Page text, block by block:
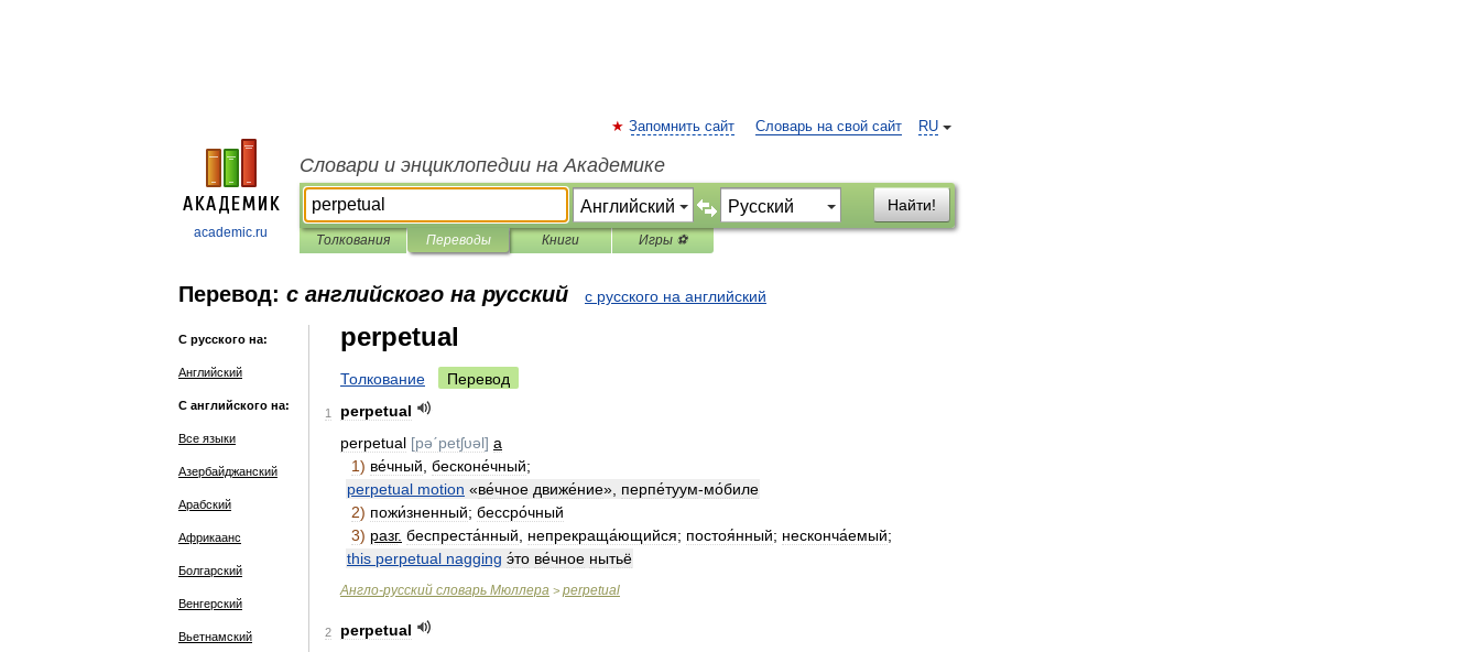
academic.ru
RU
Запомнить сайт Словарь на свой сайт
Словари и энциклопедии на Академике
Найти!
Толкования Переводы Книги Игры ⚽
Перевод: с английского на русский с русского на английский
С русского на:
Английский
С английского на:
Все языки
Азербайджанский
Арабский
Африкаанс
Болгарский
Венгерский
Вьетнамский
perpetual
Толкование Перевод
1
perpetual
perpetual [pəˊpetʃυǝl] a
1) ве́чный бесконе́чный;
perpetual motion «ве́чное движе́ние», перпе́туум-мо́биле
2) пожи́зненный; бессро́чный
3) разг. беспреста́нный непрекраща́ющийся; постоя́нный; несконча́емый;
this perpetual nagging э́то ве́чное нытьё
Англо-русский словарь Мюллера > perpetual
2
perpetual